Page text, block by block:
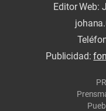
Editor Web:
Publicidad: